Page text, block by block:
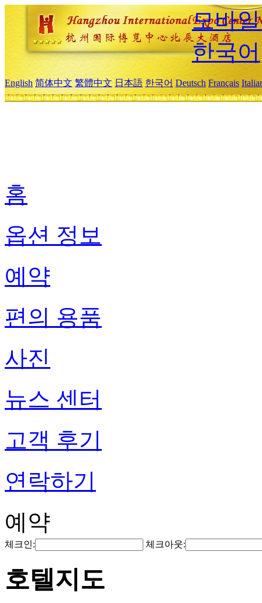
모바
한국어
English 简体中文 繁體中文 日本語 한국어 Deutsch Français
홈
옵션 정보
예약
편의 용품
사진
뉴스 센터
고객 후기
연락하기
예약
체크인: 체크아웃:
호텔지도